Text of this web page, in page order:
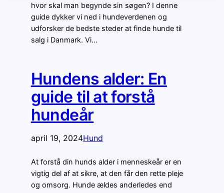
hvor skal man begynde sin søgen? I denne
guide dykker vi ned i hundeverdenen og
udforsker de bedste steder at finde hunde til
salg i Danmark. Vi…
Hundens alder: En
guide til at forstå
hundeår
april 19, 2024Hund
At forstå din hunds alder i menneskeår er en
vigtig del af at sikre, at den får den rette pleje
og omsorg. Hunde ældes anderledes end